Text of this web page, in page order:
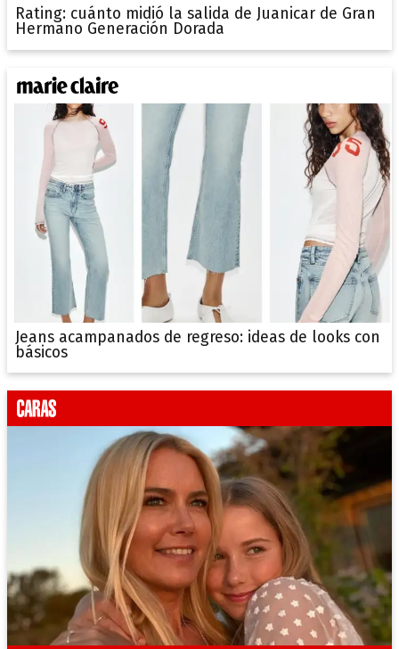
Rating: cuánto midió la salida de Juanicar de Gran
Hermano Generación Dorada
Jeans acampanados de regreso: ideas de looks con
básicos